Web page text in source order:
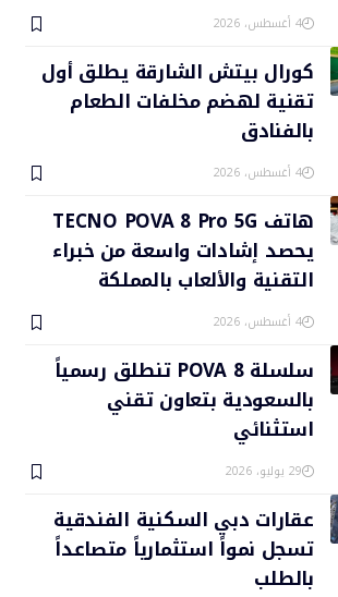
4 أغسطس، 2026
كورال بيتش الشارقة يطلق أول
تقنية لهضم مخلفات الطعام
بالفنادق
4 أغسطس، 2026
هاتف TECNO POVA 8 Pro 5G
يحصد إشادات واسعة من خبراء
التقنية والألعاب بالمملكة
4 أغسطس، 2026
سلسلة POVA 8 تنطلق رسمياً
بالسعودية بتعاون تقني
استثنائي
29 يوليو، 2026
عقارات دبي السكنية الفندقية
تسجل نمواً استثمارياً متصاعداً
بالطلب